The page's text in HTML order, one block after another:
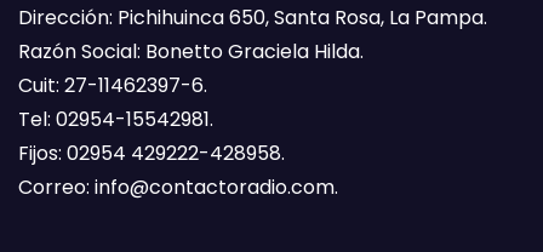
Dirección: Pichihuinca 650, Santa Rosa, La Pampa.
Razón Social: Bonetto Graciela Hilda.
Cuit: 27-11462397-6.
Tel: 02954-15542981.
Fijos: 02954 429222-428958.
Correo: info@contactoradio.com.